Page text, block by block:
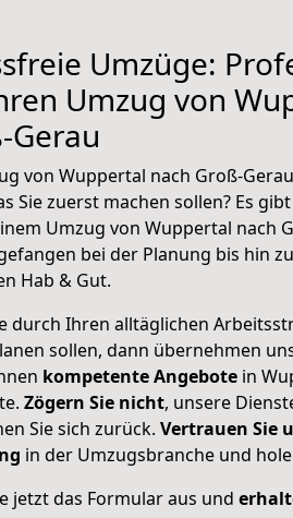
Umzüge:
Umzug von
Gerau
von Wuppertal nach Groß-
Sie zuerst machen sollen? Es
Umzug von Wuppertal nach
bei der Planung bis hin
Hab & Gut.
durch Ihren alltäglichen
sollen, dann übernehmen
kompetente Angebote in
Zögern Sie nicht, unsere
Sie sich zurück. Vertrauen Sie
in der Umzugsbranche und
jetzt das Formular aus und